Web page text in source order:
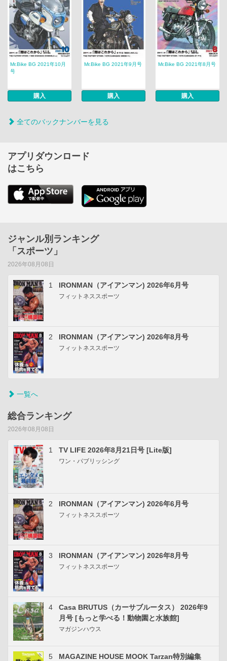
Mr.Bike BG 2021年10月
号
購入
Mr.Bike BG 2021年9月号
購入
Mr.Bike BG 2021年8月号
購入
全てのバックナンバーを見る
アプリダウンロード
はこちら
ジャンル別ランキング
「スポーツ」
2026年08月08日
1 IRONMAN（アイアンマン) 2026年6月号
フィットネススポーツ
2 IRONMAN（アイアンマン) 2026年8月号
フィットネススポーツ
一覧へ
総合ランキング
2026年08月08日
1 TV LIFE 2026年8月21日号 [Lite版]
ワン・パブリッシング
2 IRONMAN（アイアンマン) 2026年6月号
フィットネススポーツ
3 IRONMAN（アイアンマン) 2026年8月号
フィットネススポーツ
4
Casa BRUTUS（カーサブルータス） 2026年9
月号 [もっと学べる！動物園と水族館]
マガジンハウス
5
MAGAZINE HOUSE MOOK Tarzan特別編集